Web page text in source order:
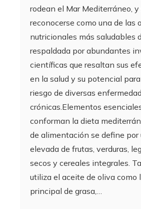
rodean el Mar Mediterráneo, y
reconocerse como una de las
nutricionales más saludables
respaldada por abundantes
científicas que resaltan sus
en la salud y su potencial
riesgo de diversas
crónicas.Elementos
conforman la dieta
de alimentación se define por
elevada de frutas, verduras,
secos y cereales integrales.
utiliza el aceite de oliva como
principal de grasa,…